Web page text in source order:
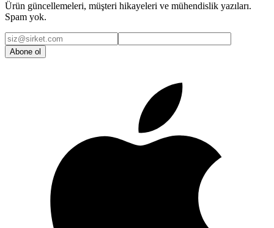
Ürün güncellemeleri, müşteri hikayeleri ve mühendislik yazıları.
Spam yok.
Abone ol